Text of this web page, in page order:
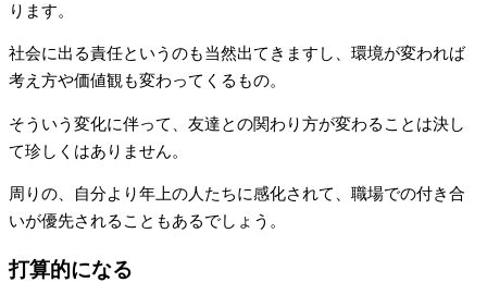
ります。
社会に出る責任というのも当然出てきますし、環境が変われば
考え方や価値観も変わってくるもの。
そういう変化に伴って、友達との関わり方が変わることは決し
て珍しくはありません。
周りの、自分より年上の人たちに感化されて、職場での付き合
いが優先されることもあるでしょう。
打算的になる